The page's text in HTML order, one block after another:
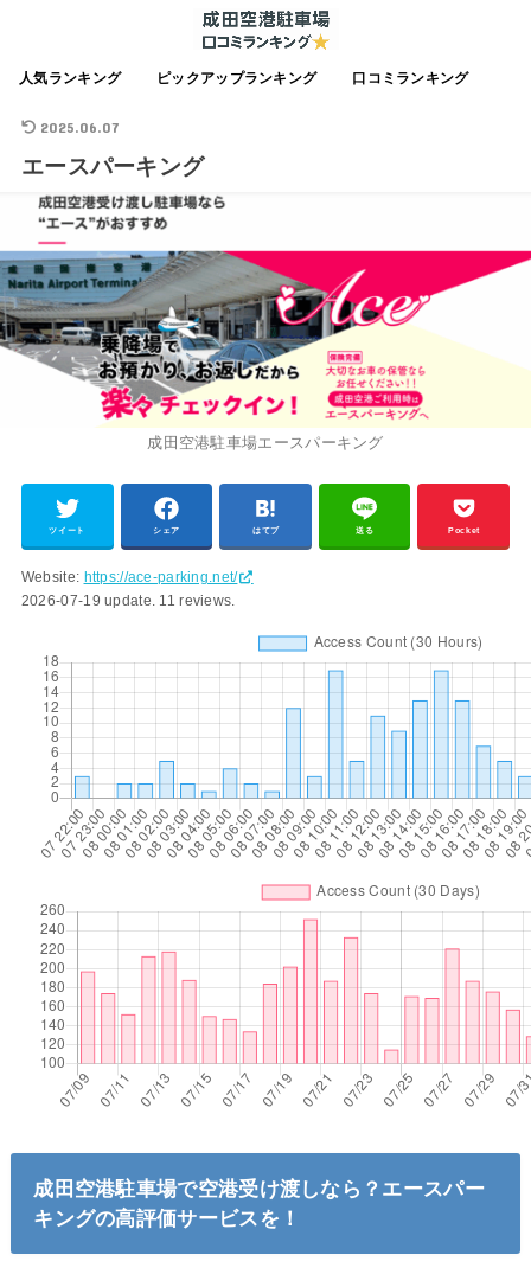
人気ランキング ピックアップランキング 口コミランキング
2025.06.07
エースパーキング
成田空港駐車場エースパーキング
ツイート シェア はてブ 送る Pocket
Website: https://ace-parking.net/
2026-07-19 update.
11 reviews.
成田空港駐車場で空港受け渡しなら？エースパー
キングの高評価サービスを！